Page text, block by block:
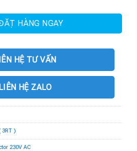
HÀNG NGAY
HỆ TƯ VẤN
HỆ ZALO
3RT )
230V AC